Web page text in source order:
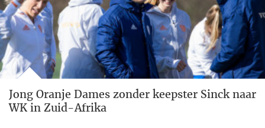
Jong Oranje Dames zonder keepster Sinck naar
WK in Zuid-Afrika